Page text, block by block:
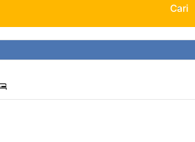
Cari